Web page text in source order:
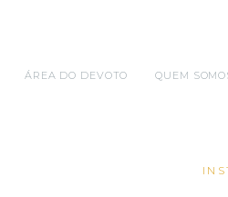
ÁREA DO DEVOTO QUEM